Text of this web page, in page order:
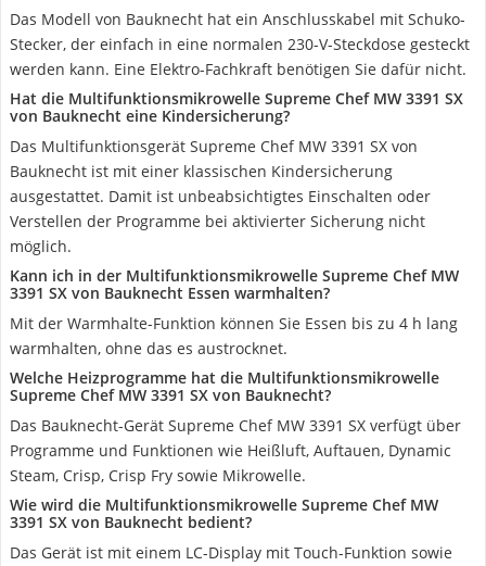
Das Modell von Bauknecht hat ein Anschlusskabel mit Schuko-
Stecker, der einfach in eine normalen 230-V-Steckdose gesteckt
werden kann. Eine Elektro-Fachkraft benötigen Sie dafür nicht.
Hat die Multifunktionsmikrowelle Supreme Chef MW 3391 SX
von Bauknecht eine Kindersicherung?
Das Multifunktionsgerät Supreme Chef MW 3391 SX von
Bauknecht ist mit einer klassischen Kindersicherung
ausgestattet. Damit ist unbeabsichtigtes Einschalten oder
Verstellen der Programme bei aktivierter Sicherung nicht
möglich.
Kann ich in der Multifunktionsmikrowelle Supreme Chef MW
3391 SX von Bauknecht Essen warmhalten?
Mit der Warmhalte-Funktion können Sie Essen bis zu 4 h lang
warmhalten, ohne das es austrocknet.
Welche Heizprogramme hat die Multifunktionsmikrowelle
Supreme Chef MW 3391 SX von Bauknecht?
Das Bauknecht-Gerät Supreme Chef MW 3391 SX verfügt über
Programme und Funktionen wie Heißluft, Auftauen, Dynamic
Steam, Crisp, Crisp Fry sowie Mikrowelle.
Wie wird die Multifunktionsmikrowelle Supreme Chef MW
3391 SX von Bauknecht bedient?
Das Gerät ist mit einem LC-Display mit Touch-Funktion sowie